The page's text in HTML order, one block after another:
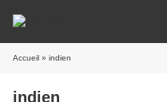
Accueil » indien
indien